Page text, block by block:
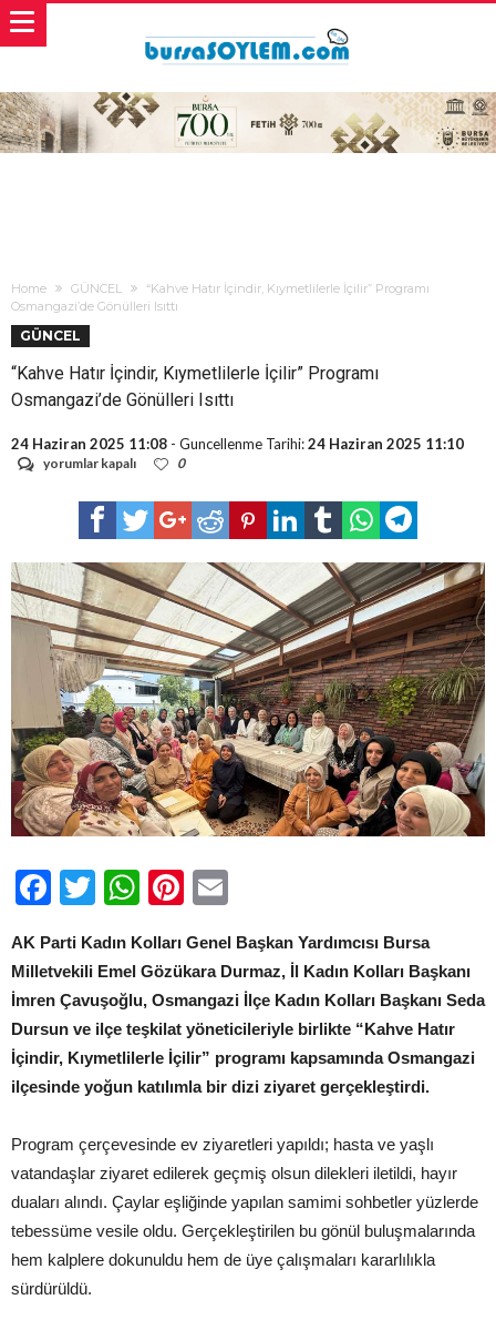
Home GÜNCEL
“Kahve Hatır İçindir, Kıymetlilerle İçilir” Programı
Osmangazi’de Gönülleri Isıttı
GÜNCEL
“Kahve Hatır İçindir, Kıymetlilerle İçilir” Programı
Osmangazi’de Gönülleri Isıttı
24 Haziran 2025 11:08 - Guncellenme Tarihi:24 Haziran 2025 11:10
“Kahve
İçindir,
Kıymetlilerle
Osmangazi’de
Gönülleri
Isıttı
için
yorumlar kapalı 0
Facebook
TwitterWhatsApp
Pinterest
AK Parti Kadın Kolları Genel Başkan Yardımcısı Bursa
Milletvekili Emel Gözükara Durmaz, İl Kadın Kolları Başkanı
İmren Çavuşoğlu, Osmangazi İlçe Kadın Kolları Başkanı Seda
Dursun ve ilçe teşkilat yöneticileriyle birlikte “Kahve Hatır
İçindir, Kıymetlilerle İçilir” programı kapsamında Osmangazi
ilçesinde yoğun katılımla bir dizi ziyaret gerçekleştirdi.
Program çerçevesinde ev ziyaretleri yapıldı; hasta ve yaşlı
vatandaşlar ziyaret edilerek geçmiş olsun dilekleri iletildi, hayır
duaları alındı. Çaylar eşliğinde yapılan samimi sohbetler yüzlerde
tebessüme vesile oldu. Gerçekleştirilen bu gönül buluşmalarında
hem kalplere dokunuldu hem de üye çalışmaları kararlılıkla
sürdürüldü.